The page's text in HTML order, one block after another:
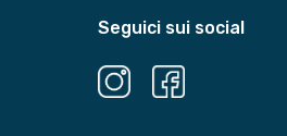
Seguici sui social